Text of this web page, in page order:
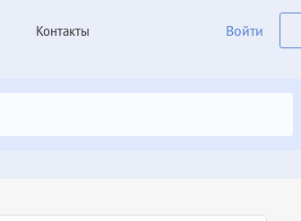
Контакты Войти